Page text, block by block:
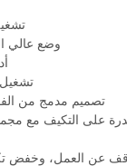
◆
◆ وضع عالي
◆
◆ تصميم مدمج من
على التكيف مع
عن العمل، وخفض